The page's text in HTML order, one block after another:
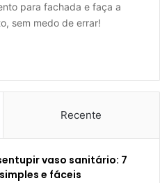
para fachada e faça a
sem medo de errar!
Recente
vaso sanitário: 7
e fáceis